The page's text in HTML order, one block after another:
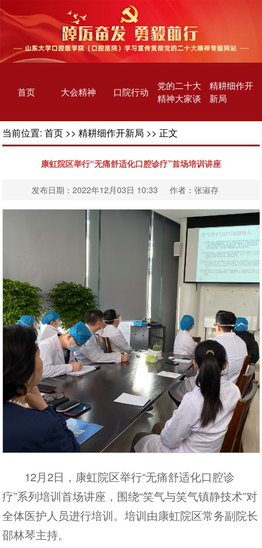
首页 大会精神 口院行动
党的二十大
精神大家谈
精耕细作开
新局
当前位置:首页 >>精耕细作开新局 >> 正文
康虹院区举行“无痛舒适化口腔诊疗”首场培训讲座
发布日期：2022年12月03日 10:33 作者：张淑存
12月2日，康虹院区举行“无痛舒适化口腔诊
疗”系列培训首场讲座，围绕“笑气与笑气镇静技术”对
全体医护人员进行培训。培训由康虹院区常务副院长
邵林琴主持。